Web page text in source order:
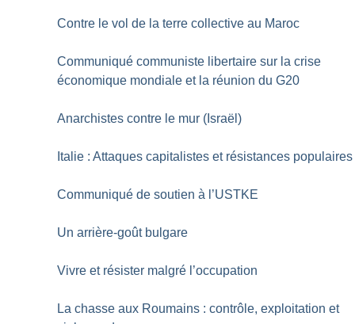
Contre le vol de la terre collective au Maroc
Communiqué communiste libertaire sur la crise
économique mondiale et la réunion du G20
Anarchistes contre le mur (Israël)
Italie : Attaques capitalistes et résistances populaires
Communiqué de soutien à l’USTKE
Un arrière-goût bulgare
Vivre et résister malgré l’occupation
La chasse aux Roumains : contrôle, exploitation et